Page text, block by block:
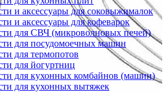
и аксессуары для соковыжималок
и аксессуары для кофеварок
для СВЧ (микроволновых печей)
для посудомоечных машин
для термопотов
для йогуртниц
для кухонных комбайнов (машин)
для кухонных вытяжек